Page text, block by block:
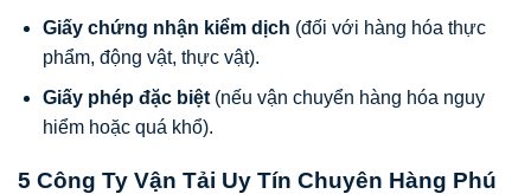
Giấy chứng nhận kiểm dịch (đối với hàng hóa thực
phẩm, động vật, thực vật).
Giấy phép đặc biệt(nếu vận chuyển hàng hóa nguy
hiểm hoặc quá khổ).
5 Công Ty Vận Tải Uy Tín Chuyên Hàng Phú